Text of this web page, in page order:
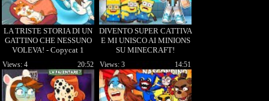
LA TRISTE STORIA DI UN
GATTINO CHE NESSUNO
VOLEVA! - Copycat 1
DIVENTO SUPER CATTIVA
E MI UNISCO AI MINIONS
SU MINECRAFT!
20:52
Views: 4 14:51
Views: 3